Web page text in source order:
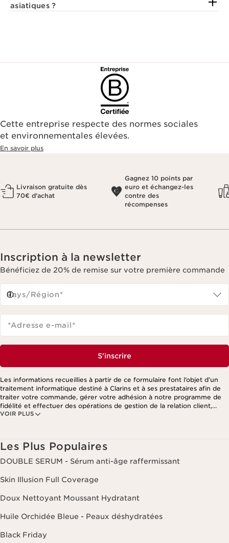
asiatiques ?
Cette entreprise respecte des normes sociales
et environnementales élevées.
En savoir plus
Livraison gratuite dès
70€ d'achat
Gagnez 10 points par
euro et échangez-les
contre des
récompenses
Inscription à la newsletter
Bénéficiez de 20% de remise sur votre première commande
Pays/Région*
*Adresse e-mail*
S'inscrire
VOIR PLUS
Les informations recueillies à partir de ce formulaire font l’objet d’un
traitement informatique destiné à Clarins et à ses prestataires afin de
traiter votre commande, gérer votre adhésion à notre programme de
fidélité et effectuer des opérations de gestion de la relation client,
notamment pour vous adresser des offres personnalisées en fonction
Les Plus Populaires
DOUBLE SERUM - Sérum anti-âge raffermissant
Skin Illusion Full Coverage
Doux Nettoyant Moussant Hydratant
Huile Orchidée Bleue - Peaux déshydratées
Black Friday